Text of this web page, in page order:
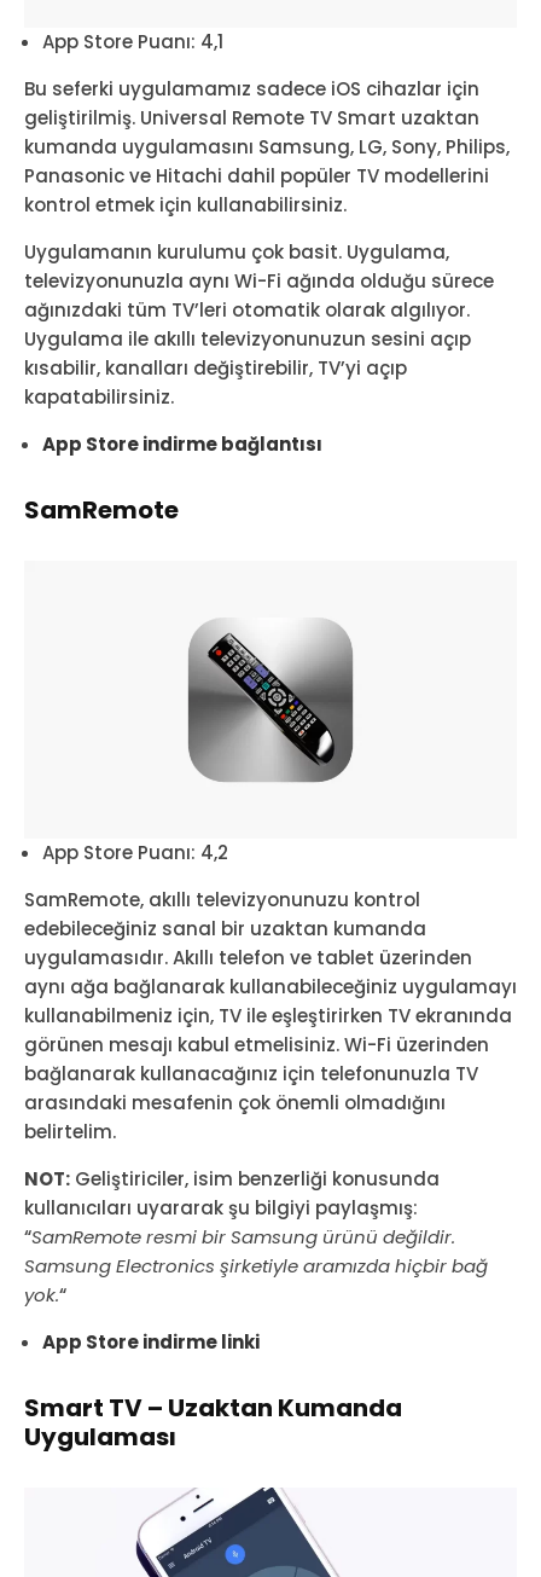
App Store Puanı: 4,1
Bu seferki uygulamamız sadece iOS cihazlar için
geliştirilmiş. Universal Remote TV Smart uzaktan
kumanda uygulamasını Samsung, LG, Sony, Philips,
Panasonic ve Hitachi dahil popüler TV modellerini
kontrol etmek için kullanabilirsiniz.
Uygulamanın kurulumu çok basit. Uygulama,
televizyonunuzla aynı Wi-Fi ağında olduğu sürece
ağınızdaki tüm TV’leri otomatik olarak algılıyor.
Uygulama ile akıllı televizyonunuzun sesini açıp
kısabilir, kanalları değiştirebilir, TV’yi açıp
kapatabilirsiniz.
App Store indirme bağlantısı
SamRemote
App Store Puanı: 4,2
SamRemote, akıllı televizyonunuzu kontrol
edebileceğiniz sanal bir uzaktan kumanda
uygulamasıdır. Akıllı telefon ve tablet üzerinden
aynı ağa bağlanarak kullanabileceğiniz uygulamayı
kullanabilmeniz için, TV ile eşleştirirken TV ekranında
görünen mesajı kabul etmelisiniz. Wi-Fi üzerinden
bağlanarak kullanacağınız için telefonunuzla TV
arasındaki mesafenin çok önemli olmadığını
belirtelim.
NOT: Geliştiriciler, isim benzerliği konusunda
kullanıcıları uyararak şu bilgiyi paylaşmış:
“SamRemote resmi bir Samsung ürünü değildir.
Samsung Electronics şirketiyle aramızda hiçbir bağ
yok.“
App Store indirme linki
Smart TV – Uzaktan Kumanda
Uygulaması